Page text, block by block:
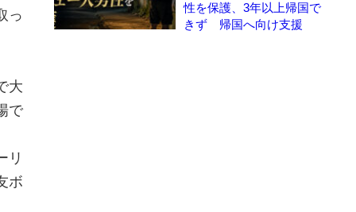
っ
大
で
リ
ボ
性を保護、3年以上帰国で
きず 帰国へ向け支援